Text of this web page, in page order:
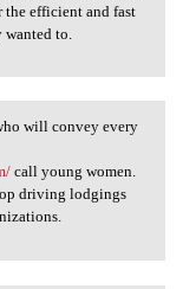
efficient and fast
to.
who
will convey every
call young women.
driving lodgings